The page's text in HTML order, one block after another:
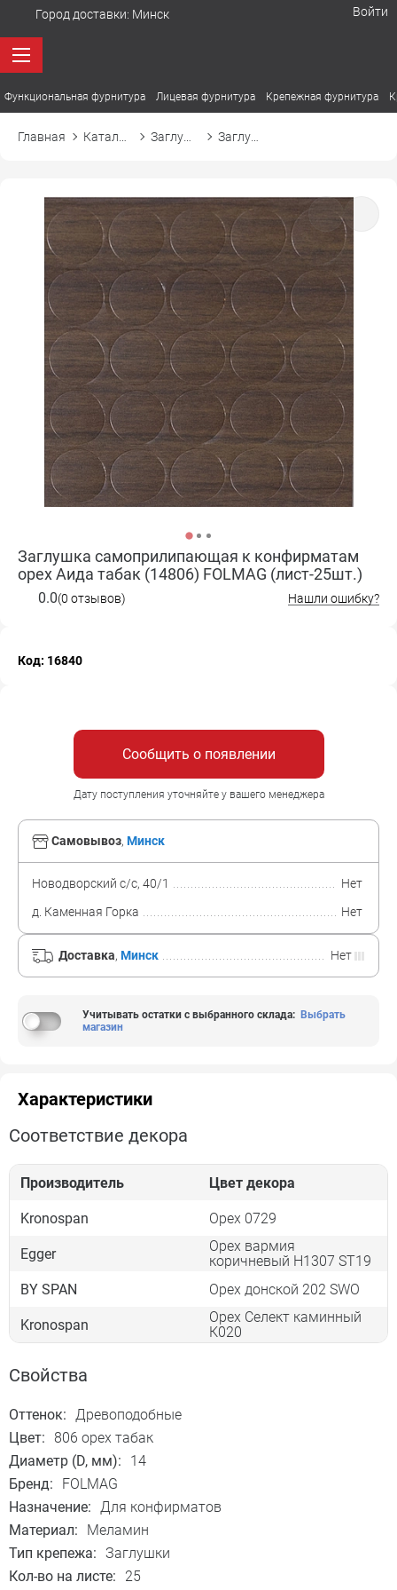
Город доставки: Минск Войти
Функциональная фурнитура Лицевая фурнитура Крепежная фурнитура
Главная
Заглушка самоприлипающая к конфирматам
орех Аида табак (14806) FOLMAG (лист-25шт.)
0.0(0 отзывов) Нашли ошибку?
Код: 16840
Сообщить о появлении
Дату поступления уточняйте у вашего менеджера
Самовывоз, Минск
Новодворский с/с, 40/1
Нет
д. Каменная Горка
Нет
Доставка, Минск Нет
Учитывать остатки с выбранного склада: Выбрать
магазин
Характеристики
Соответствие декора
Производитель Цвет декора
Kronospan Орех 0729
Egger
Орех вармия
коричневый H1307 ST19
BY SPAN
Орех донской 202 SWO
Kronospan
Орех Селект каминный
К020
Свойства
Оттенок: Древоподобные
Цвет: 806 орех табак
Диаметр (D, мм):
14
Бренд:
FOLMAG
Назначение: Для конфирматов
Материал:
Меламин
Тип крепежа: Заглушки
Кол-во на листе:
25